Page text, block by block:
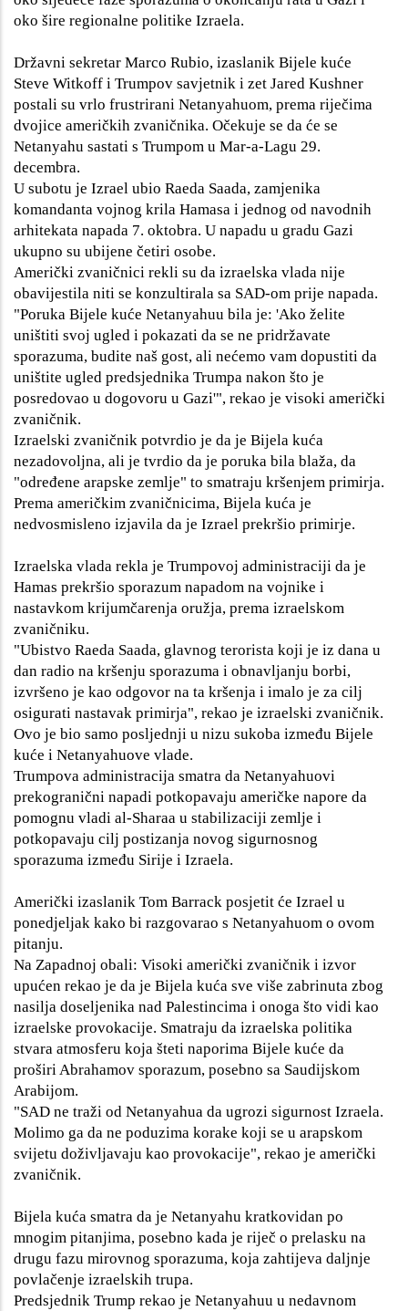
oko šire regionalne politike Izraela.
Državni sekretar Marco Rubio, izaslanik Bijele kuće
Steve Witkoff i Trumpov savjetnik i zet Jared Kushner
postali su vrlo frustrirani Netanyahuom, prema riječima
dvojice američkih zvaničnika. Očekuje se da će se
Netanyahu sastati s Trumpom u Mar-a-Lagu 29.
decembra.
U subotu je Izrael ubio Raeda Saada, zamjenika
komandanta vojnog krila Hamasa i jednog od navodnih
arhitekata napada 7. oktobra. U napadu u gradu Gazi
ukupno su ubijene četiri osobe.
Američki zvaničnici rekli su da izraelska vlada nije
obavijestila niti se konzultirala sa SAD-om prije napada.
"Poruka Bijele kuće Netanyahuu bila je: 'Ako želite
uništiti svoj ugled i pokazati da se ne pridržavate
sporazuma, budite naš gost, ali nećemo vam dopustiti da
uništite ugled predsjednika Trumpa nakon što je
posredovao u dogovoru u Gazi'", rekao je visoki američki
zvaničnik.
Izraelski zvaničnik potvrdio je da je Bijela kuća
nezadovoljna, ali je tvrdio da je poruka bila blaža, da
"određene arapske zemlje" to smatraju kršenjem primirja.
Prema američkim zvaničnicima, Bijela kuća je
nedvosmisleno izjavila da je Izrael prekršio primirje.
Izraelska vlada rekla je Trumpovoj administraciji da je
Hamas prekršio sporazum napadom na vojnike i
nastavkom krijumčarenja oružja, prema izraelskom
zvaničniku.
"Ubistvo Raeda Saada, glavnog terorista koji je iz dana u
dan radio na kršenju sporazuma i obnavljanju borbi,
izvršeno je kao odgovor na ta kršenja i imalo je za cilj
osigurati nastavak primirja", rekao je izraelski zvaničnik.
Ovo je bio samo posljednji u nizu sukoba između Bijele
kuće i Netanyahuove vlade.
Trumpova administracija smatra da Netanyahuovi
prekogranični napadi potkopavaju američke napore da
pomognu vladi al-Sharaa u stabilizaciji zemlje i
potkopavaju cilj postizanja novog sigurnosnog
sporazuma između Sirije i Izraela.
Američki izaslanik Tom Barrack posjetit će Izrael u
ponedjeljak kako bi razgovarao s Netanyahuom o ovom
pitanju.
Na Zapadnoj obali: Visoki američki zvaničnik i izvor
upućen rekao je da je Bijela kuća sve više zabrinuta zbog
nasilja doseljenika nad Palestincima i onoga što vidi kao
izraelske provokacije. Smatraju da izraelska politika
stvara atmosferu koja šteti naporima Bijele kuće da
proširi Abrahamov sporazum, posebno sa Saudijskom
Arabijom.
"SAD ne traži od Netanyahua da ugrozi sigurnost Izraela.
Molimo ga da ne poduzima korake koji se u arapskom
svijetu doživljavaju kao provokacije", rekao je američki
zvaničnik.
Bijela kuća smatra da je Netanyahu kratkovidan po
mnogim pitanjima, posebno kada je riječ o prelasku na
drugu fazu mirovnog sporazuma, koja zahtijeva daljnje
povlačenje izraelskih trupa.
Predsjednik Trump rekao je Netanyahuu u nedavnom